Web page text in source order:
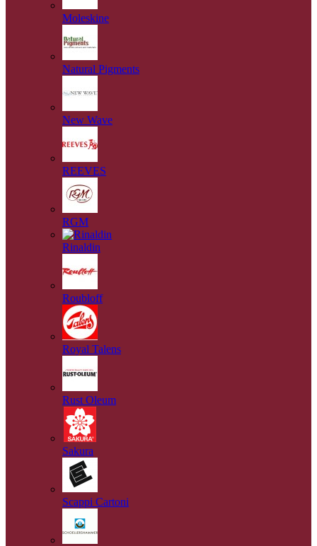
Moleskine
Natural Pigments
New Wave
REEVES
RGM
Rinaldin
Roubloff
Royal Talens
Rust Oleum
Sakura
Scappi Cartoni